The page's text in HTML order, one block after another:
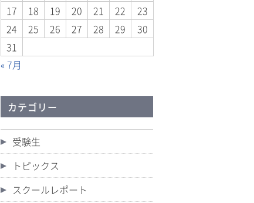
17
18 19 20 21 22
23
24
25 26 27 28 29
30
31
« 7月
カテゴリー
受験生
トピックス
スクールレポート